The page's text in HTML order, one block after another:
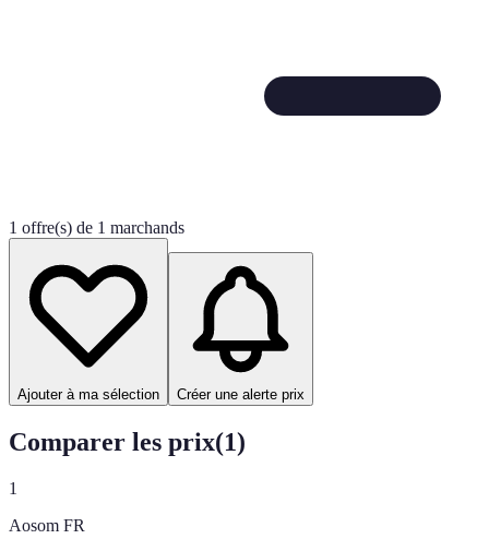
1 offre(s) de 1 marchands
Ajouter à ma sélection Créer une alerte prix
Comparer les prix(1)
1
Aosom FR